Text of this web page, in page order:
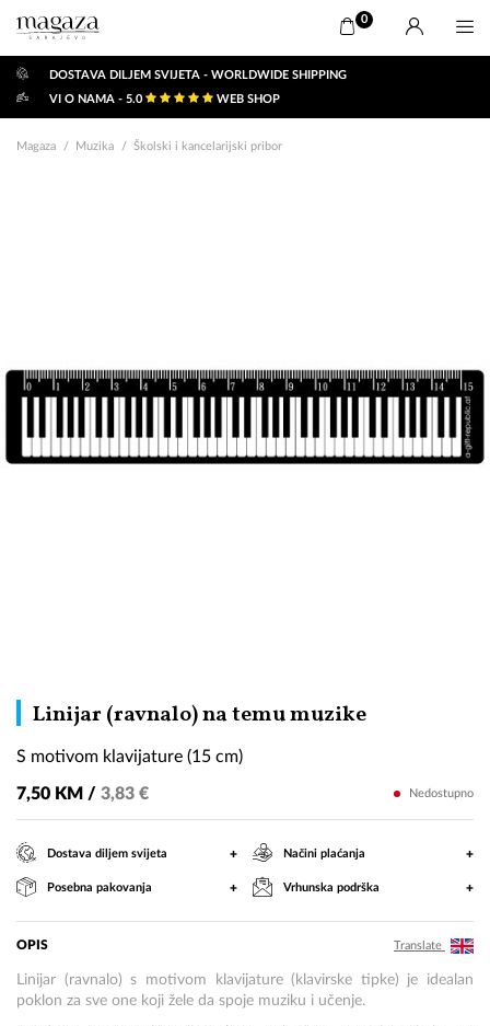
0
DOSTAVA DILJEM SVIJETA - WORLDWIDE SHIPPING
VI O NAMA - 5.0
WEB SHOP
Magaza Muzika Školski i kancelarijski pribor
Linijar (ravnalo) na temu muzikeS
cm)
S motivom klavijature (15 cm)
7,50 KM / 3,83 € Nedostupno
Dostava diljem svijeta + Načini plaćanja +
Posebna pakovanja + Vrhunska podrška +
OPIS Translate
Linijar (ravnalo) s motivom klavijature (klavirske tipke) je idealan
poklon za sve one koji žele da spoje muziku i učenje.